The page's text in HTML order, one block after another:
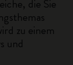
die Sie
zu einem
und